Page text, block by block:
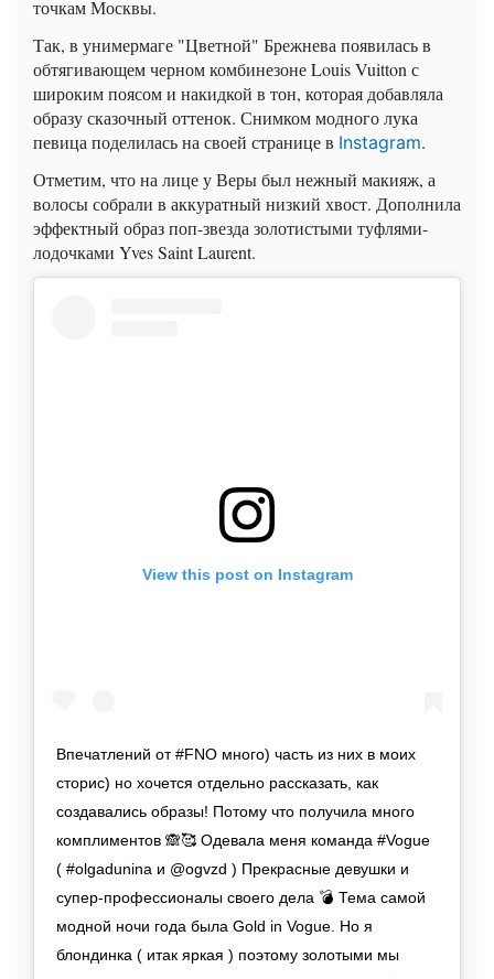
точкам Москвы.
Так, в унимермаге "Цветной" Брежнева появилась в
обтягивающем черном комбинезоне Louis Vuitton с
широким поясом и накидкой в тон, которая добавляла
образу сказочный оттенок. Снимком модного лука
певица поделилась на своей странице в Instagram.
Отметим, что на лице у Веры был нежный макияж, а
волосы собрали в аккуратный низкий хвост. Дополнила
эффектный образ поп-звезда золотистыми туфлями-
лодочками Yves Saint Laurent.
View this post on Instagram
Впечатлений от #FNO много) часть из них в моих
сторис) но хочется отдельно рассказать, как
создавались образы! Потому что получила много
комплиментов 🙈🥰 Одевала меня команда #Vogue
( #olgadunina и @ogvzd ) Прекрасные девушки и
супер-профессионалы своего дела 💣 Тема самой
модной ночи года была Gold in Vogue. Но я
блондинка ( итак яркая ) поэтому золотыми мы